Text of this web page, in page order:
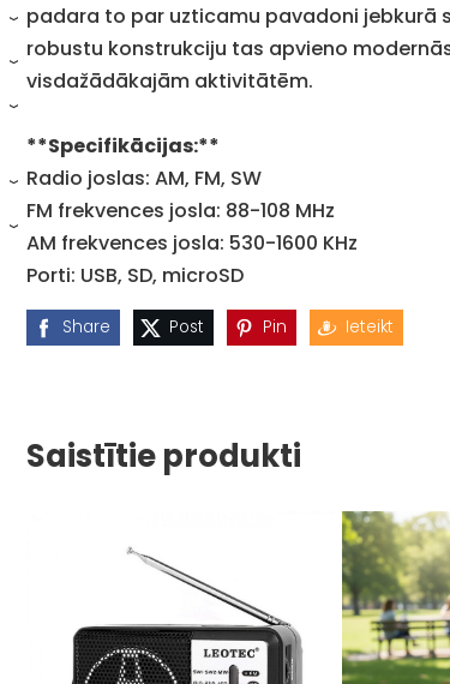
›
›
›
›
›
padara to par uzticamu pavadoni jebkurā
robustu konstrukciju tas apvieno
visdažādākajām aktivitātēm.
**Specifikācijas:**
Radio joslas: AM, FM, SW
FM frekvences josla: 88-108 MHz
AM frekvences josla: 530-1600 KHz
Porti: USB, SD, microSD
Share Post Pin Ieteikt
Saistītie produkti